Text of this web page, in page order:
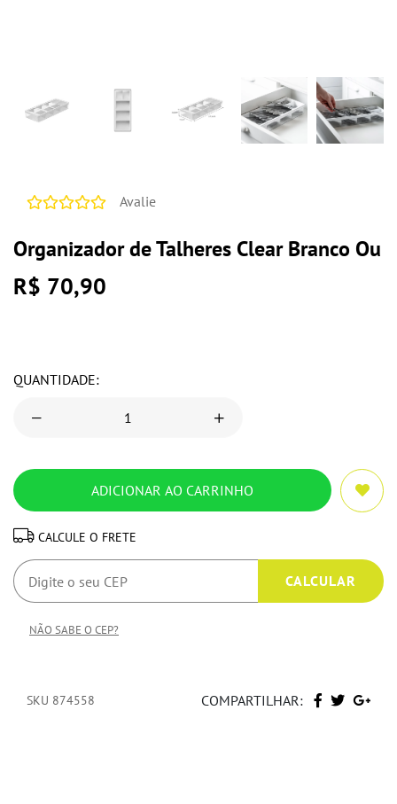
Avalie
Organizador de Talheres Clear Branco Ou
R$ 70,90
QUANTIDADE:
CALCULE O FRETE
NÃO SABE O CEP?
SKU 874558 COMPARTILHAR: